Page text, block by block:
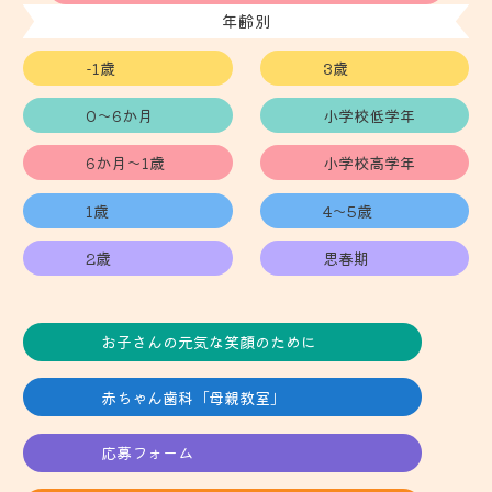
年齢別
-1歳 3歳
0～6か月 小学校低学年
6か月～1歳 小学校高学年
1歳 4～5歳
2歳 思春期
お子さんの元気な笑顔のために
赤ちゃん歯科「母親教室」
応募フォーム